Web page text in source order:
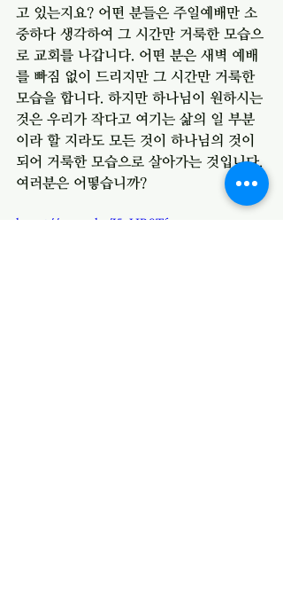
고 있는지요? 어떤 분들은 주일예배만 소
중하다 생각하여 그 시간만 거룩한 모습으
로 교회를 나갑니다. 어떤 분은 새벽 예배
를 빠짐 없이 드리지만 그 시간만 거룩한
모습을 합니다. 하지만 하나님이 원하시는
것은 우리가 작다고 여기는 삶의 일 부분
이라 할 지라도 모든 것이 하나님의 것이
되어 거룩한 모습으로 살아가는 것입니다.
여러분은 어떻습니까?
https://youtu.be/I5yHR8Tfezs